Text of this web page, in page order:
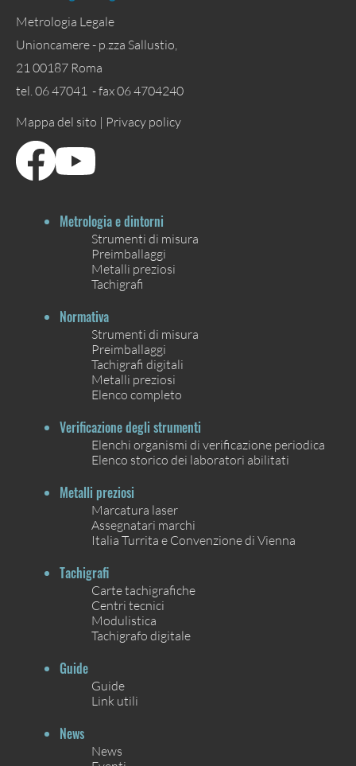
Metrologia Legale
Unioncamere - p.zza Sallustio,
21 00187 Roma
tel. 06 47041 - fax 06 4704240
Mappa del sito | Privacy policy
Metrologia e dintorni
Strumenti di misura
Preimballaggi
Metalli preziosi
Tachigrafi
Normativa
Strumenti di misura
Preimballaggi
Tachigrafi digitali
Metalli preziosi
Elenco completo
Verificazione degli strumenti
Elenchi organismi di verificazione periodica
Elenco storico dei laboratori abilitati
Metalli preziosi
Marcatura laser
Assegnatari marchi
Italia Turrita e Convenzione di Vienna
Tachigrafi
Carte tachigrafiche
Centri tecnici
Modulistica
Tachigrafo digitale
Guide
Guide
Link utili
News
News